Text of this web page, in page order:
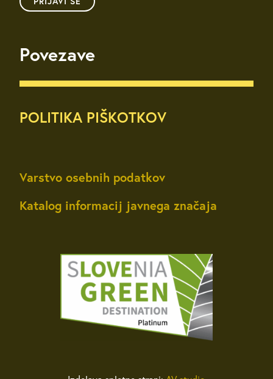
Povezave
POLITIKA PIŠKOTKOV
Varstvo osebnih podatkov
Katalog informacij javnega značaja